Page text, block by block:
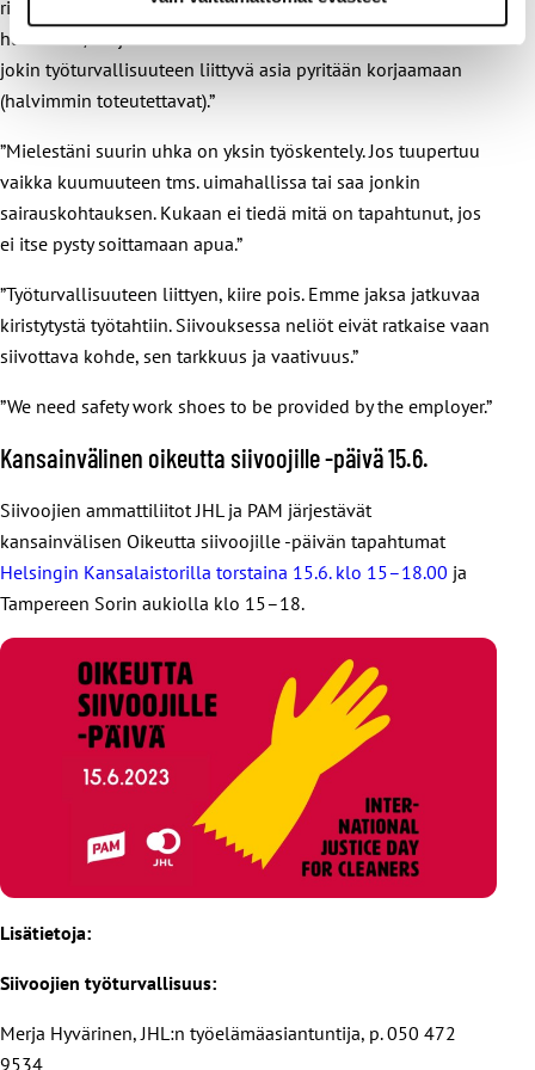
riskienhallintakartoitus, valitettavasti jotkin riskit jäävät
huomiotta/korjaamatta vuodesta toiseen. Vain silloin tällöin
jokin työturvallisuuteen liittyvä asia pyritään korjaamaan
(halvimmin toteutettavat).”
”Mielestäni suurin uhka on yksin työskentely. Jos tuupertuu
vaikka kuumuuteen tms. uimahallissa tai saa jonkin
sairauskohtauksen. Kukaan ei tiedä mitä on tapahtunut, jos
ei itse pysty soittamaan apua.”
”Työturvallisuuteen liittyen, kiire pois. Emme jaksa jatkuvaa
kiristytystä työtahtiin. Siivouksessa neliöt eivät ratkaise vaan
siivottava kohde, sen tarkkuus ja vaativuus.”
”We need safety work shoes to be provided by the employer.”
Kansainvälinen oikeutta siivoojille -päivä 15.6.
Siivoojien ammattiliitot JHL ja PAM järjestävät
kansainvälisen Oikeutta siivoojille -päivän tapahtumat
Helsingin Kansalaistorilla torstaina 15.6. klo 15–18.00 ja
Tampereen Sorin aukiolla klo 15–18.
Lisätietoja:
Siivoojien työturvallisuus:
Merja Hyvärinen, JHL:n työelämäasiantuntija, p. 050 472
9534